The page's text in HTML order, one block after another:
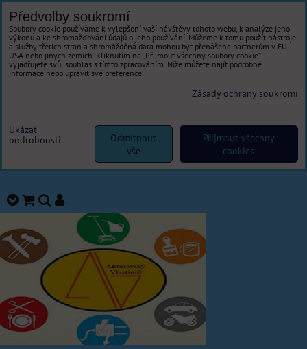
Předvolby soukromí
Soubory cookie používáme k vylepšení vaší návštěvy tohoto webu, k analýze jeho
výkonu a ke shromažďování údajů o jeho používání. Můžeme k tomu použít nástroje
a služby třetích stran a shromážděná data mohou být přenášena partnerům v EU,
USA nebo jiných zemích. Kliknutím na „Přijmout všechny soubory cookie“
vyjadřujete svůj souhlas s tímto zpracováním. Níže můžete najít podrobné
informace nebo upravit své preference.
Zásady ochrany soukromí
Ukázat
podrobnosti
Přijmout všechny
cookies
Odmítnout
vše